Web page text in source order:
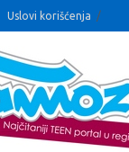
Uslovi korišćenja